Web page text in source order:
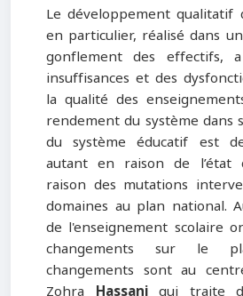
Le développement qualitatif
en particulier, réalisé dans
gonflement des effectifs,
insuffisances et des
la qualité des
rendement du système dans
du système éducatif est
autant en raison de l’état
raison des mutations
domaines au plan national.
de l'enseignement scolaire
changements sur le
changements sont au